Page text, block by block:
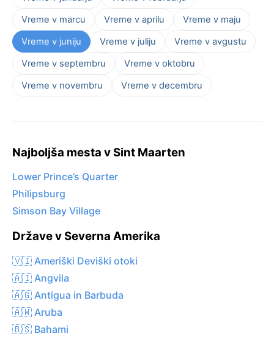
Vreme v marcu
Vreme v aprilu
Vreme v maju
Vreme v juniju
Vreme v juliju
Vreme v avgustu
Vreme v septembru
Vreme v oktobru
Vreme v novembru
Vreme v decembru
Najboljša mesta v Sint Maarten
Lower Prince’s Quarter
Philipsburg
Simson Bay Village
Države v Severna Amerika
🇻🇮 Ameriški Deviški otoki
🇦🇮 Angvila
🇦🇬 Antigua in Barbuda
🇦🇼 Aruba
🇧🇸 Bahami